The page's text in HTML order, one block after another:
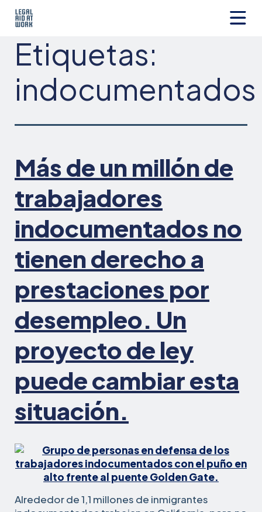
Aid
at
Etiquetas:
indocumentados
Más de un millón de
trabajadores
indocumentados no
tienen derecho a
prestaciones por
desempleo. Un
proyecto de ley
puede cambiar esta
situación.
Alrededor de 1,1 millones de inmigrantes